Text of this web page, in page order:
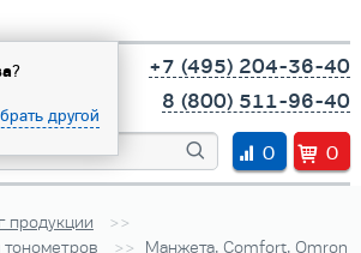
?
другой
+7 (495) 204-36-40
8 (800) 511-96-40
0
0
продукции
Манжета, Comfort, Omron